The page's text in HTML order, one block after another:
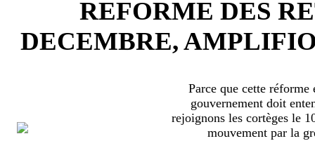
REFORME DES
DECEMBRE,
Parce que cette
gouvernement doit
rejoignons les cortèges le
mouvement par la